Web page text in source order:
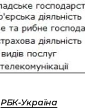
РБК-Україна